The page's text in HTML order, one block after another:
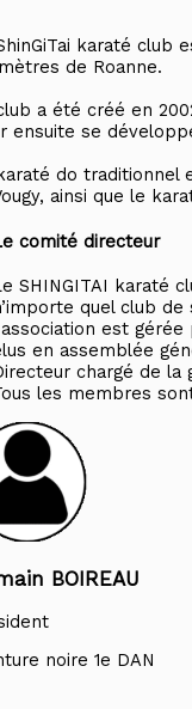
karaté club
de Roanne.
a été créé en
ensuite se
do traditionnel
ainsi que le
comité directeur
SHINGITAI karaté
quel club de
est
en assemblée
chargé de la
les membres
BOIREAU
noire 1e DAN